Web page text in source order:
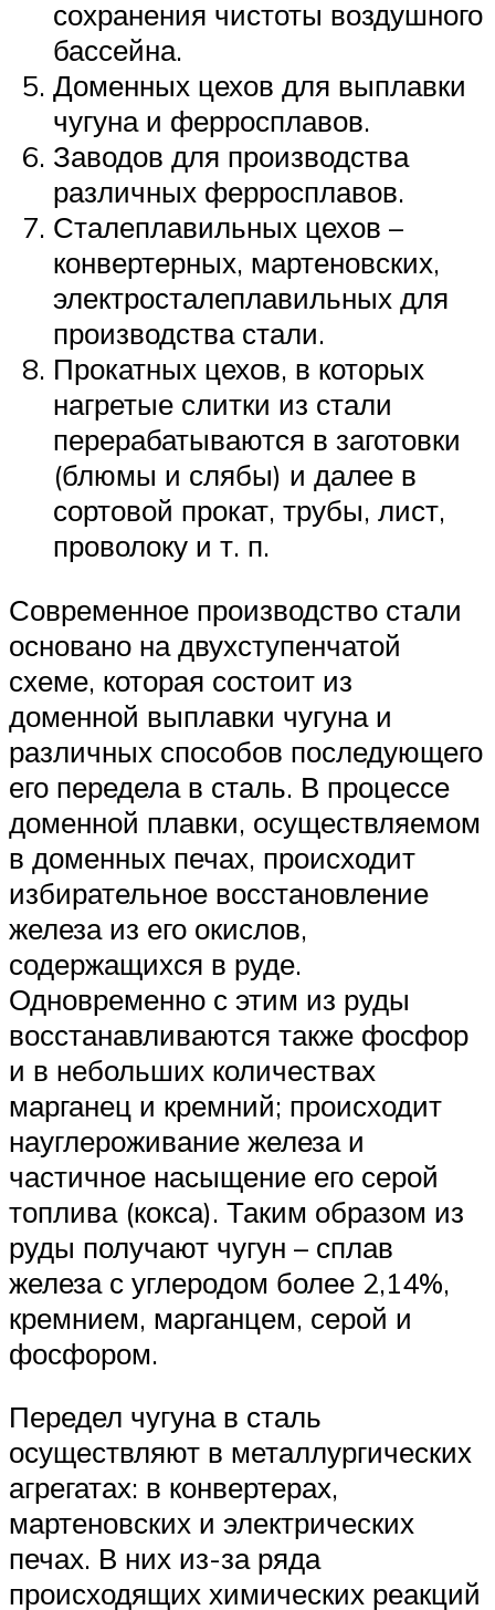
сохранения чистоты воздушного
бассейна.
Доменных цехов для выплавки
чугуна и ферросплавов.
Заводов для производства
различных ферросплавов.
Сталеплавильных цехов –
конвертерных, мартеновских,
электросталеплавильных для
производства стали.
Прокатных цехов, в которых
нагретые слитки из стали
перерабатываются в заготовки
(блюмы и слябы) и далее в
сортовой прокат, трубы, лист,
проволоку и т. п.
Современное производство стали
основано на двухступенчатой
схеме, которая состоит из
доменной выплавки чугуна и
различных способов последующего
его передела в сталь. В процессе
доменной плавки, осуществляемом
в доменных печах, происходит
избирательное восстановление
железа из его окислов,
содержащихся в руде.
Одновременно с этим из руды
восстанавливаются также фосфор
и в небольших количествах
марганец и кремний; происходит
науглероживание железа и
частичное насыщение его серой
топлива (кокса). Таким образом из
руды получают чугун – сплав
железа с углеродом более 2,14%,
кремнием, марганцем, серой и
фосфором.
Передел чугуна в сталь
осуществляют в металлургических
агрегатах: в конвертерах,
мартеновских и электрических
печах. В них из-за ряда
происходящих химических реакций